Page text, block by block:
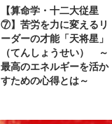
【算命学・十二大従星
⑦】苦労を力に変えるリ
ーダーの才能「天将星」
（てんしょうせい） ～
最高のエネルギーを活か
すための心得とは～